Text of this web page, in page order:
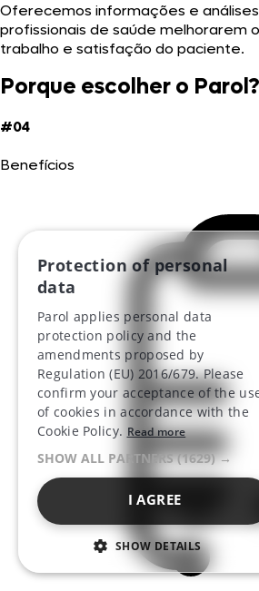
Oferecemos informações e
profissionais de saúde melhorarem
trabalho e satisfação do paciente.
Porque escolher o Parol?
#04
Benefícios
Protection of personal
data
Parol applies personal data
protection policy and the
amendments proposed by
Regulation (EU) 2016/679. Please
confirm your acceptance of the
of cookies in accordance with the
Cookie Policy. Read more
SHOW ALL PARTNERS(1629) →
I AGREE
SHOW DETAILS